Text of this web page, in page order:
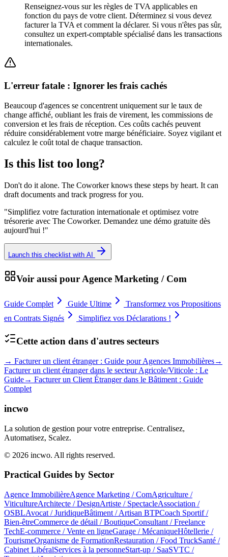
Renseignez-vous sur les règles de TVA applicables en
fonction du pays de votre client. Déterminez si vous devez
facturer la TVA et comment la déclarer. Si vous n'êtes pas sûr,
consultez un expert-comptable spécialisé dans les transactions
internationales.
L'erreur fatale : Ignorer les frais cachés
Beaucoup d'agences se concentrent uniquement sur le taux de
change affiché, oubliant les frais de virement, les commissions de
conversion et les frais de réception. Ces coûts cachés peuvent
réduire considérablement votre marge bénéficiaire. Soyez vigilant et
calculez le coût total de chaque transaction.
Is this list too long?
Don't do it alone. The Coworker knows these steps by heart. It can
draft documents and track progress for you.
"Simplifiez votre facturation internationale et optimisez votre
trésorerie avec The Coworker. Demandez une démo gratuite dès
aujourd'hui !"
Launch this checklist with AI
Voir aussi pour Agence Marketing / Com
Guide Complet Guide Ultime
Transformez vos Propositions
en Contrats Signés
Simplifiez vos Déclarations !
Cette action dans d'autres secteurs
→ Facturer un client étranger : Guide pour Agences Immobilières→
Facturer un client étranger dans le secteur Agricole/Viticole : Le
Guide→ Facturer un Client Étranger dans le Bâtiment : Guide
Complet
incwo
La solution de gestion pour votre entreprise. Centralisez,
Automatisez, Scalez.
© 2026 incwo. All rights reserved.
Practical Guides by Sector
Agence ImmobilièreAgence Marketing / ComAgriculture /
ViticultureArchitecte / DesignArtiste / SpectacleAssociation /
OSBLAvocat / JuridiqueBâtiment / Artisan BTPCoach Sportif /
Bien-êtreCommerce de détail / BoutiqueConsultant / Freelance
TechE-commerce / Vente en ligneGarage / MécaniqueHôtellerie /
TourismeOrganisme de FormationRestauration / Food TruckSanté /
Cabinet LibéralServices à la personneStart-up / SaaSVTC /